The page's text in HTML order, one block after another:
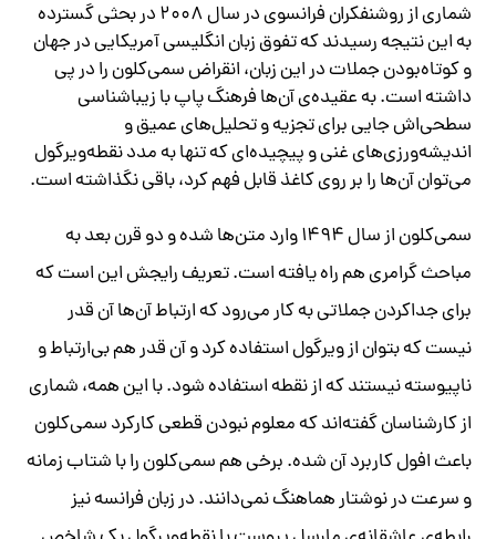
شماری از روشنفکران فرانسوی‌ در سال ۲۰۰۸ در بحثی گسترده
به این نتیجه رسیدند که تفوق زبان انگلیسی آمریکایی در جهان
و کوتاه‌بودن جملات در این زبان، انقراض سمی‌کلون را در پی
داشته است. به عقیده‌ی آن‌ها فرهنگ پاپ با زیباشناسی
سطحی‌اش جایی برای تجزیه‌ و تحلیل‌های عمیق و
اندیشه‌ورزی‌های غنی و پیچیده‌ای که تنها به مدد نقطه‌ویرگول
می‌توان آن‌ها را بر روی کاغذ قابل فهم کرد، باقی نگذاشته است.
سمی‌کلون از سال ۱۴۹۴ وارد متن‌ها شده و دو قرن بعد به
مباحث گرامری هم راه یافته است. تعریف رایجش این است که
برای جداکردن جملاتی به کار می‌رود که ارتباط آن‌ها آن قدر
نیست که بتوان از ویرگول استفاده کرد و آن قدر هم بی‌ارتباط و
ناپیوسته‌ نیستند که از نقطه استفاده شود. با این همه، شماری
از کارشناسان گفته‌اند که معلوم‌ نبودن قطعی کارکرد سمی‌کلون
باعث افول کاربرد آن شده. برخی هم سمی‌کلون را با شتاب زمانه
و سرعت در نوشتار هماهنگ نمی‌دانند. در زبان فرانسه نیز